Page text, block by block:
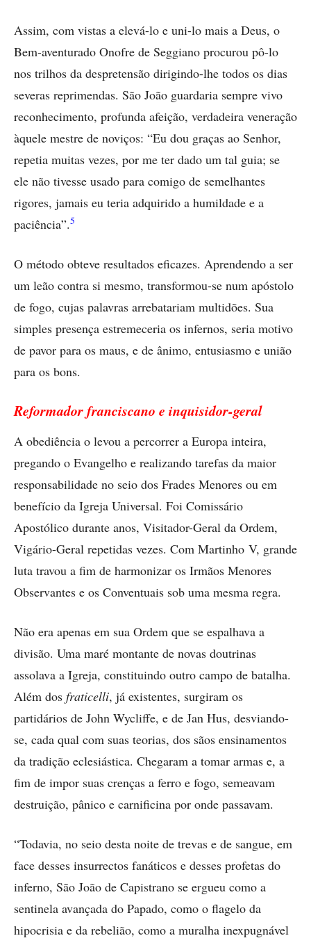
Assim, com vistas a elevá-lo e uni-lo mais a Deus, o
Bem-aventurado Onofre de Seggiano procurou pô-lo
nos trilhos da despretensão dirigindo-lhe todos os dias
severas reprimendas. São João guardaria sempre vivo
reconhecimento, profunda afeição, verdadeira veneração
àquele mestre de noviços: “Eu dou graças ao Senhor,
repetia muitas vezes, por me ter dado um tal guia; se
ele não tivesse usado para comigo de semelhantes
rigores, jamais eu teria adquirido a humildade e a
paciência”.5
O método obteve resultados eficazes. Aprendendo a ser
um leão contra si mesmo, transformou-se num apóstolo
de fogo, cujas palavras arrebatariam multidões. Sua
simples presença estremeceria os infernos, seria motivo
de pavor para os maus, e de ânimo, entusiasmo e união
para os bons.
Reformador franciscano e inquisidor-geral
A obediência o levou a percorrer a Europa inteira,
pregando o Evangelho e realizando tarefas da maior
responsabilidade no seio dos Frades Menores ou em
benefício da Igreja Universal. Foi Comissário
Apostólico durante anos, Visitador-Geral da Ordem,
Vigário-Geral repetidas vezes. Com Martinho V, grande
luta travou a fim de harmonizar os Irmãos Menores
Observantes e os Conventuais sob uma mesma regra.
Não era apenas em sua Ordem que se espalhava a
divisão. Uma maré montante de novas doutrinas
assolava a Igreja, constituindo outro campo de batalha.
Além dos fraticelli, já existentes, surgiram os
partidários de John Wycliffe, e de Jan Hus, desviando-
se, cada qual com suas teorias, dos sãos ensinamentos
da tradição eclesiástica. Chegaram a tomar armas e, a
fim de impor suas crenças a ferro e fogo, semeavam
destruição, pânico e carnificina por onde passavam.
“Todavia, no seio desta noite de trevas e de sangue, em
face desses insurrectos fanáticos e desses profetas do
inferno, São João de Capistrano se ergueu como a
sentinela avançada do Papado, como o flagelo da
hipocrisia e da rebelião, como a muralha inexpugnável